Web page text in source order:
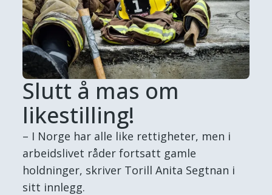
Slutt å mas om
likestilling!
– I Norge har alle like rettigheter, men i
arbeidslivet råder fortsatt gamle
holdninger, skriver Torill Anita Segtnan i
sitt innlegg.